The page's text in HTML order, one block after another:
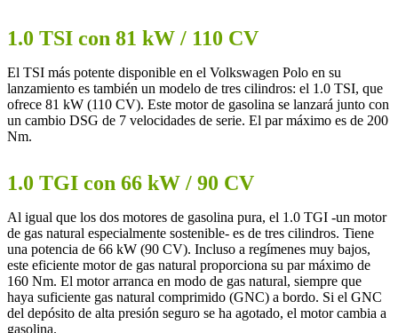
1.0 TSI con 81 kW / 110 CV
El TSI más potente disponible en el Volkswagen Polo en su
lanzamiento es también un modelo de tres cilindros: el 1.0 TSI, que
ofrece 81 kW (110 CV). Este motor de gasolina se lanzará junto con
un cambio DSG de 7 velocidades de serie. El par máximo es de 200
Nm.
1.0 TGI con 66 kW / 90 CV
Al igual que los dos motores de gasolina pura, el 1.0 TGI -un motor
de gas natural especialmente sostenible- es de tres cilindros. Tiene
una potencia de 66 kW (90 CV). Incluso a regímenes muy bajos,
este eficiente motor de gas natural proporciona su par máximo de
160 Nm. El motor arranca en modo de gas natural, siempre que
haya suficiente gas natural comprimido (GNC) a bordo. Si el GNC
del depósito de alta presión seguro se ha agotado, el motor cambia a
gasolina.